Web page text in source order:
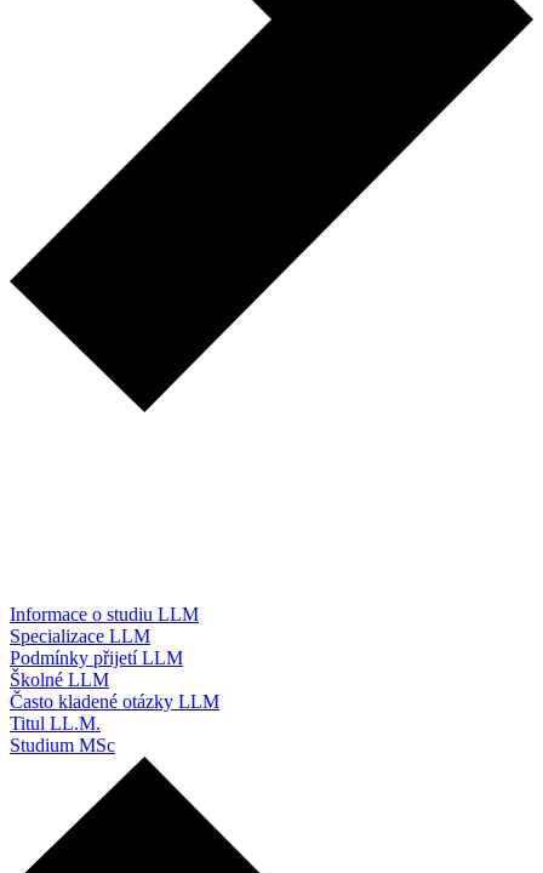
Informace o studiu LLM
Specializace LLM
Podmínky přijetí LLM
Školné LLM
Často kladené otázky LLM
Titul LL.M.
Studium MSc